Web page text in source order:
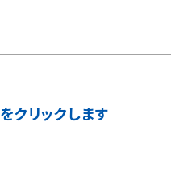
クリックします